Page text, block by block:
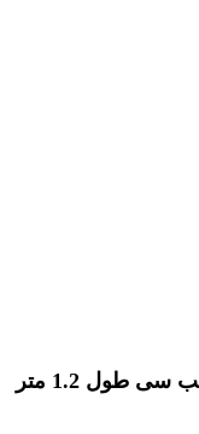
كابل شحن جوى روم تايب سى الى تايب سى طول 1.2 متر